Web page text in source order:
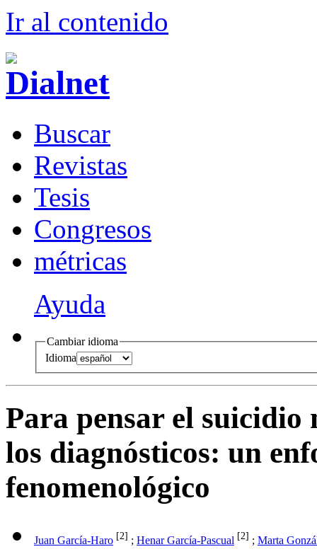
Ir al contenido
Buscar
Revistas
Tesis
Congresos
métricas
Ayuda
Cambiar idioma
Idioma
Para pensar el suicidio
los diagnósticos: un
fenomenológico
Juan García-Haro [2] ; Henar García-Pascual [2] ; Marta